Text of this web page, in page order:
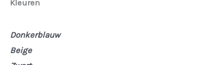
Kleuren
Donkerblauw
Beige